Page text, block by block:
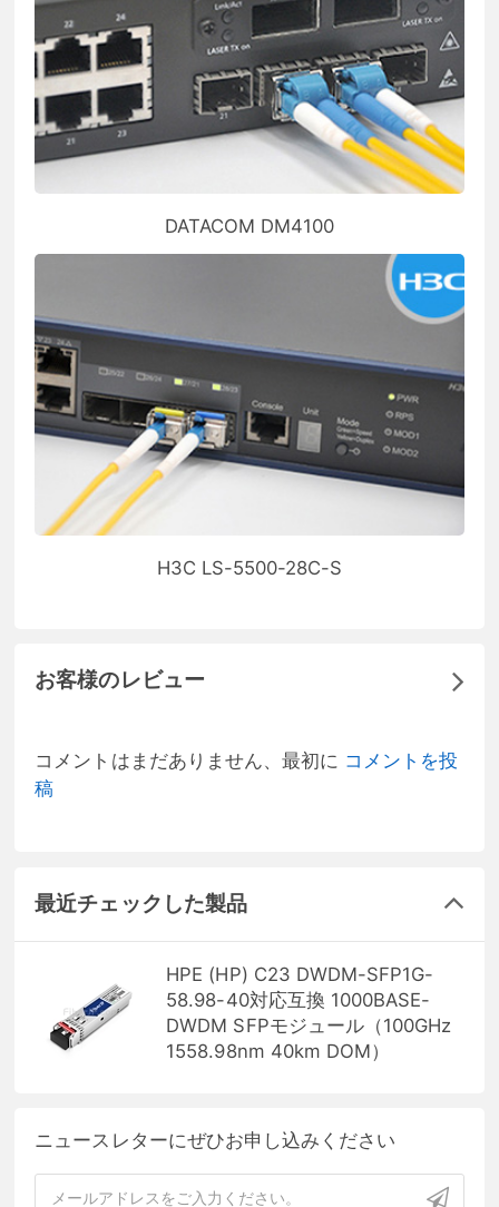
DATACOM DM4100
H3C LS-5500-28C-S
お客様のレビュー
コメントはまだありません、最初に コメントを投
稿
最近チェックした製品
HPE (HP) C23 DWDM-SFP1G-
58.98-40対応互換 1000BASE-
DWDM SFPモジュール（100GHz
1558.98nm 40km DOM）
ニュースレターにぜひお申し込みください